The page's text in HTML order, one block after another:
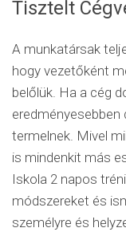
Tisztelt
A munkatársak
hogy vezetőként
belőlük. Ha a cég
termelnek. Mivel
is mindenkit más
Iskola 2 napos
módszereket és
személyre és